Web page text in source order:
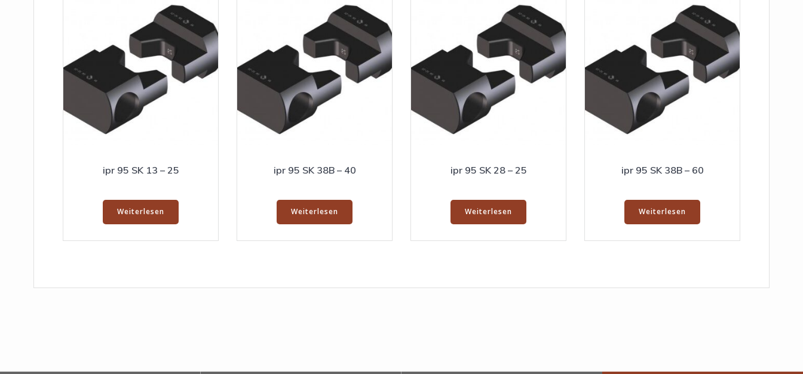
ipr 95 SK 13 – 25
Weiterlesen
ipr 95 SK 38B – 40
Weiterlesen
ipr 95 SK 28 – 25
Weiterlesen
ipr 95 SK 38B – 60
Weiterlesen